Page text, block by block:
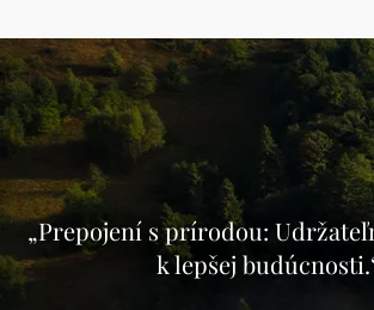
„Prepojení s prírodou:
k lepšej